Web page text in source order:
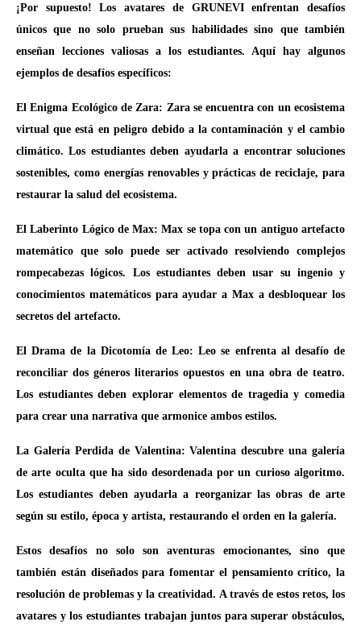
¡Por supuesto! Los avatares de GRUNEVI enfrentan desafíos
únicos que no solo prueban sus habilidades sino que también
enseñan lecciones valiosas a los estudiantes. Aquí hay algunos
ejemplos de desafíos específicos:
El Enigma Ecológico de Zara: Zara se encuentra con un ecosistema
virtual que está en peligro debido a la contaminación y el cambio
climático. Los estudiantes deben ayudarla a encontrar soluciones
sostenibles, como energías renovables y prácticas de reciclaje, para
restaurar la salud del ecosistema.
El Laberinto Lógico de Max: Max se topa con un antiguo artefacto
matemático que solo puede ser activado resolviendo complejos
rompecabezas lógicos. Los estudiantes deben usar su ingenio y
conocimientos matemáticos para ayudar a Max a desbloquear los
secretos del artefacto.
El Drama de la Dicotomía de Leo: Leo se enfrenta al desafío de
reconciliar dos géneros literarios opuestos en una obra de teatro.
Los estudiantes deben explorar elementos de tragedia y comedia
para crear una narrativa que armonice ambos estilos.
La Galería Perdida de Valentina: Valentina descubre una galería
de arte oculta que ha sido desordenada por un curioso algoritmo.
Los estudiantes deben ayudarla a reorganizar las obras de arte
según su estilo, época y artista, restaurando el orden en la galería.
Estos desafíos no solo son aventuras emocionantes, sino que
también están diseñados para fomentar el pensamiento crítico, la
resolución de problemas y la creatividad. A través de estos retos, los
avatares y los estudiantes trabajan juntos para superar obstáculos,